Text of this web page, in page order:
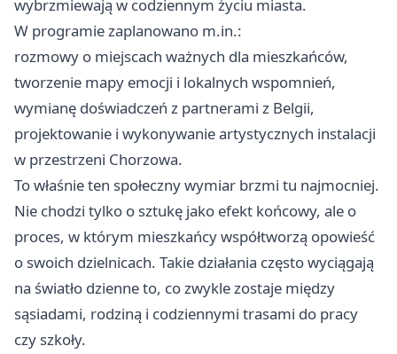
wybrzmiewają w codziennym życiu miasta.
W programie zaplanowano m.in.:
rozmowy o miejscach ważnych dla mieszkańców,
tworzenie mapy emocji i lokalnych wspomnień,
wymianę doświadczeń z partnerami z Belgii,
projektowanie i wykonywanie artystycznych instalacji
w przestrzeni Chorzowa.
To właśnie ten społeczny wymiar brzmi tu najmocniej.
Nie chodzi tylko o sztukę jako efekt końcowy, ale o
proces, w którym mieszkańcy współtworzą opowieść
o swoich dzielnicach. Takie działania często wyciągają
na światło dzienne to, co zwykle zostaje między
sąsiadami, rodziną i codziennymi trasami do pracy
czy szkoły.